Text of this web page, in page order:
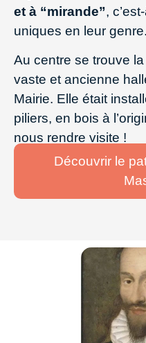
et à “mirande”,
uniques en leur genre.
Au centre se trouve
vaste et ancienne
Mairie. Elle était
piliers, en bois à
nous rendre visite !
Découvrir le